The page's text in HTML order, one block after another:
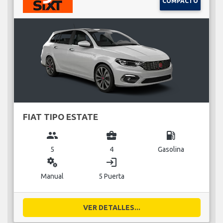
FIAT TIPO ESTATE
group
5
business_center
4
local_gas_station
Gasolina
miscellaneous_services
Manual
login
5 Puerta
VER DETALLES...